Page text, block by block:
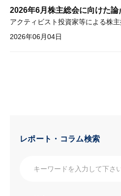
2026年6月株主総会に向けた論
アクティビスト投資家等による株
2026年06月04日
レポート・コラム検索